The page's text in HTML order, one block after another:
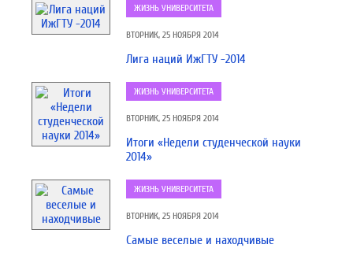
ЖИЗНЬ УНИВЕРСИТЕТА
ВТОРНИК, 25 НОЯБРЯ 2014
Лига наций ИжГТУ -2014
ЖИЗНЬ УНИВЕРСИТЕТА
ВТОРНИК, 25 НОЯБРЯ 2014
Итоги «Недели студенческой науки
2014»
ЖИЗНЬ УНИВЕРСИТЕТА
ВТОРНИК, 25 НОЯБРЯ 2014
Самые веселые и находчивые